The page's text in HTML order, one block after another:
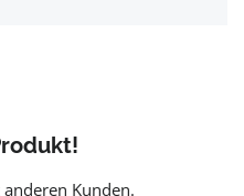
Kunden.